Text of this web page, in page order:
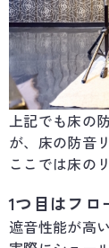
上記でも床の
が、床の防音
ここでは床の
1つ目はフロ
遮音性能が高